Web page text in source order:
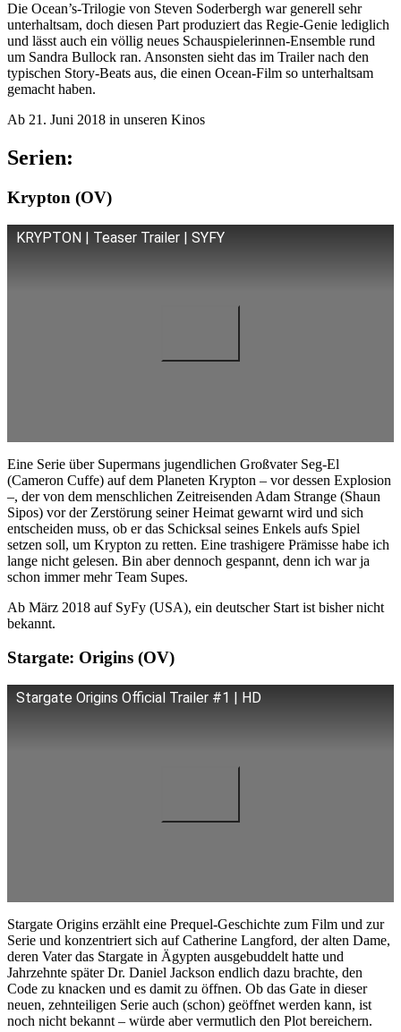
Die Ocean’s-Trilogie von Steven Soderbergh war generell sehr
unterhaltsam, doch diesen Part produziert das Regie-Genie lediglich
und lässt auch ein völlig neues Schauspielerinnen-Ensemble rund
um Sandra Bullock ran. Ansonsten sieht das im Trailer nach den
typischen Story-Beats aus, die einen Ocean-Film so unterhaltsam
gemacht haben.
Ab 21. Juni 2018 in unseren Kinos
Serien:
Krypton (OV)
KRYPTON | Teaser Trailer | SYFY
Eine Serie über Supermans jugendlichen Großvater Seg-El
(Cameron Cuffe) auf dem Planeten Krypton – vor dessen Explosion
–, der von dem menschlichen Zeitreisenden Adam Strange (Shaun
Sipos) vor der Zerstörung seiner Heimat gewarnt wird und sich
entscheiden muss, ob er das Schicksal seines Enkels aufs Spiel
setzen soll, um Krypton zu retten. Eine trashigere Prämisse habe ich
lange nicht gelesen. Bin aber dennoch gespannt, denn ich war ja
schon immer mehr Team Supes.
Ab März 2018 auf SyFy (USA), ein deutscher Start ist bisher nicht
bekannt.
Stargate: Origins (OV)
Stargate Origins Official Trailer #1 | HD
Stargate Origins erzählt eine Prequel-Geschichte zum Film und zur
Serie und konzentriert sich auf Catherine Langford, der alten Dame,
deren Vater das Stargate in Ägypten ausgebuddelt hatte und
Jahrzehnte später Dr. Daniel Jackson endlich dazu brachte, den
Code zu knacken und es damit zu öffnen. Ob das Gate in dieser
neuen, zehnteiligen Serie auch (schon) geöffnet werden kann, ist
noch nicht bekannt – würde aber vermutlich den Plot bereichern.